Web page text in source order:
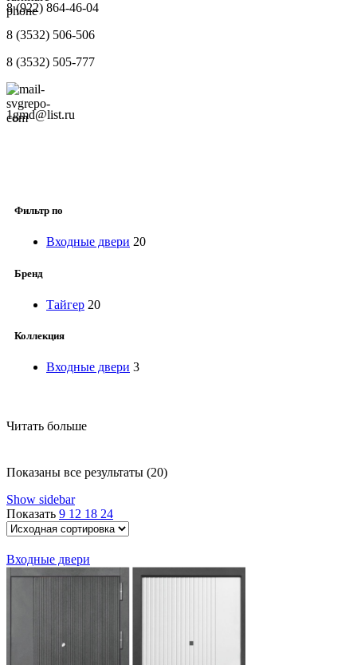
8 (922) 864-46-04
8 (3532) 506-506
8 (3532) 505-777
1gmd@list.ru
Фильтр по
Входные двери 20
Бренд
Тайгер 20
Коллекция
Входные двери 3
Читать больше
Показаны все результаты (20)
Show sidebar
Показать 9 12 18 24
Входные двери